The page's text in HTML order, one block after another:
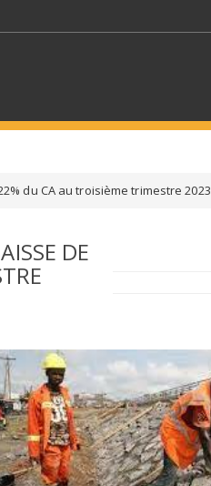
SÉLECTIONNEZ UNE CATÉGORIE
du CA au troisième trimestre 2023
DE